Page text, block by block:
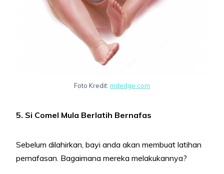
Foto Kredit: mdedge.com
5. Si Comel Mula Berlatih Bernafas
Sebelum dilahirkan, bayi anda akan membuat latihan
pernafasan. Bagaimana mereka melakukannya?